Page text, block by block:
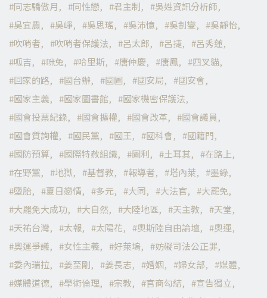
同志驕傲月 同性戀 君主制
吳姓資訊分析師
吳宜農
吳崢 吳思瑤 吳沛憶 吳釗燮
吳靜怡
吹哨者
吹哨者保護法 呂太郎 呂捷
呂秀蓮
呱吉
咪兔 哈里斯 唐仲慶 唐鳳
四叉貓
回家的路
國台辦 國圖 國安局
國安會
國家主義
國家圖書館
國家機密保護法
國會投票紀錄
國會擴權 國會改革
國會議員
國會質詢權
國民黨 國王 國科會
國籍門
國防預算
國際特赦組織 圖利 土耳其
在路上
在野黨
地獄 基督教 報導者 塔內萊
墨綠
墮胎
夏日戀情 多元 大同 大法官
大罷免
大罷免大成功
大自然 大陸地區 天主教
天堂
天祐台灣
太報 太陽花 奧斯陸自由論壇
奧運
奧運爭議
女性主義 好萊塢
妨礙司法公正罪
委內瑞拉
姜至剛 姜長志 婚姻 婦女部
媒體
媒體道德
學術倫理 宗教 官商勾結
宣告獨立